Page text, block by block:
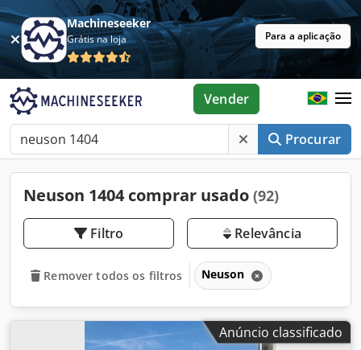
Machineseeker
Grátis na loja Para a aplicação
Procurar
Vender
Neuson 1404 comprar usado (92)
Filtro Relevância
Remover todos os filtros Neuson
Anúncio classificado